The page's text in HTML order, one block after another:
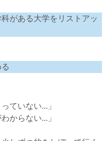
がある大学をリストアッ
ていない...」
からない...」